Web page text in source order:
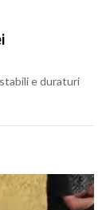
e duraturi